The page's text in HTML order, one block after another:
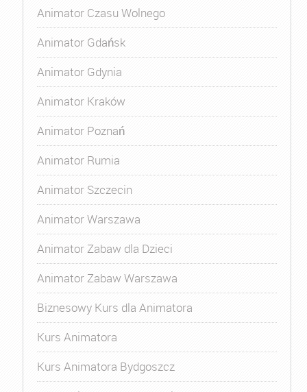
Animator Czasu Wolnego
Animator Gdańsk
Animator Gdynia
Animator Kraków
Animator Poznań
Animator Rumia
Animator Szczecin
Animator Warszawa
Animator Zabaw dla Dzieci
Animator Zabaw Warszawa
Biznesowy Kurs dla Animatora
Kurs Animatora
Kurs Animatora Bydgoszcz